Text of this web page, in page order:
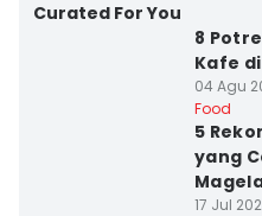
Curated For You
8
Kafe
04 Agu
Food
5
yang
17 Jul